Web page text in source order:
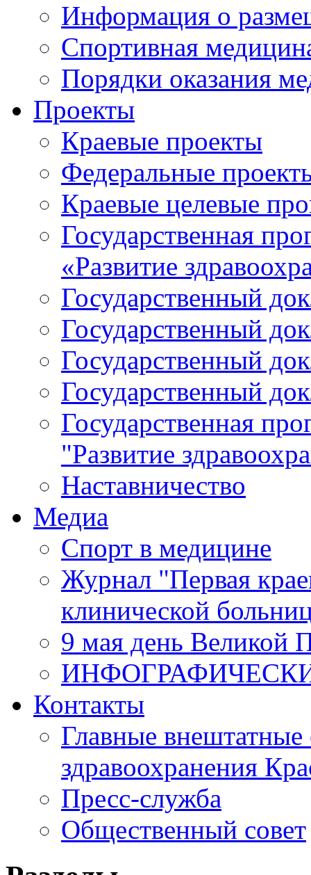
Информация о
Спортивная
Порядки оказания
Проекты
Краевые проекты
Федеральные
Краевые целевые
Государственная
«Развитие
Государственный
Государственный
Государственный
Государственный
Государственная
"Развитие
Наставничество
Медиа
Спорт в медицине
Журнал "Первая
клинической
9 мая день Великой
Контакты
Главные внештатные
здравоохранения
Пресс-служба
Общественный совет